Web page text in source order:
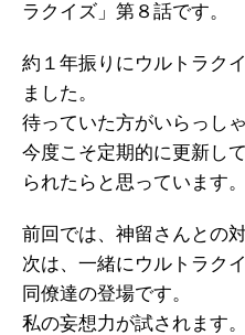
ラクイズ」第８話です。
約１年振りにウルトラク
ました。
待っていた方がいらっし
今度こそ定期的に更新し
られたらと思っています。
前回では、神留さんとの
次は、一緒にウルトラク
同僚達の登場です。
私の妄想力が試されます。